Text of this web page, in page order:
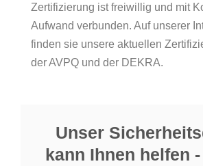
Zertifizierung ist freiwillig und mit
Aufwand verbunden. Auf unserer
finden sie unsere aktuellen
der AVPQ und der DEKRA.
Unser
kann Ihnen helfen